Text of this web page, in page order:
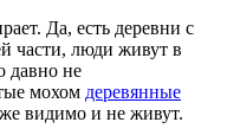
Да, есть деревни с
части, люди живут в
давно не
мохом деревянные
видимо и не живут.